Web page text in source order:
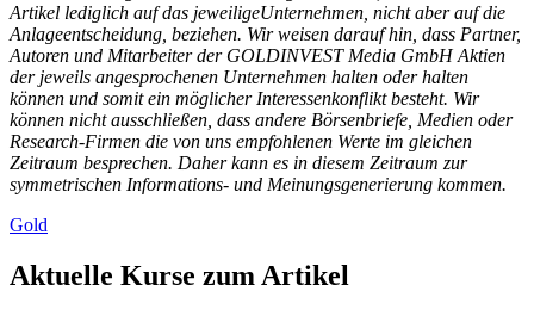
Artikel lediglich auf das jeweiligeUnternehmen, nicht aber auf die
Anlageentscheidung, beziehen. Wir weisen darauf hin, dass Partner,
Autoren und Mitarbeiter der GOLDINVEST Media GmbH Aktien
der jeweils angesprochenen Unternehmen halten oder halten
können und somit ein möglicher Interessenkonflikt besteht. Wir
können nicht ausschließen, dass andere Börsenbriefe, Medien oder
Research-Firmen die von uns empfohlenen Werte im gleichen
Zeitraum besprechen. Daher kann es in diesem Zeitraum zur
symmetrischen Informations- und Meinungsgenerierung kommen.
Gold
Aktuelle Kurse zum Artikel